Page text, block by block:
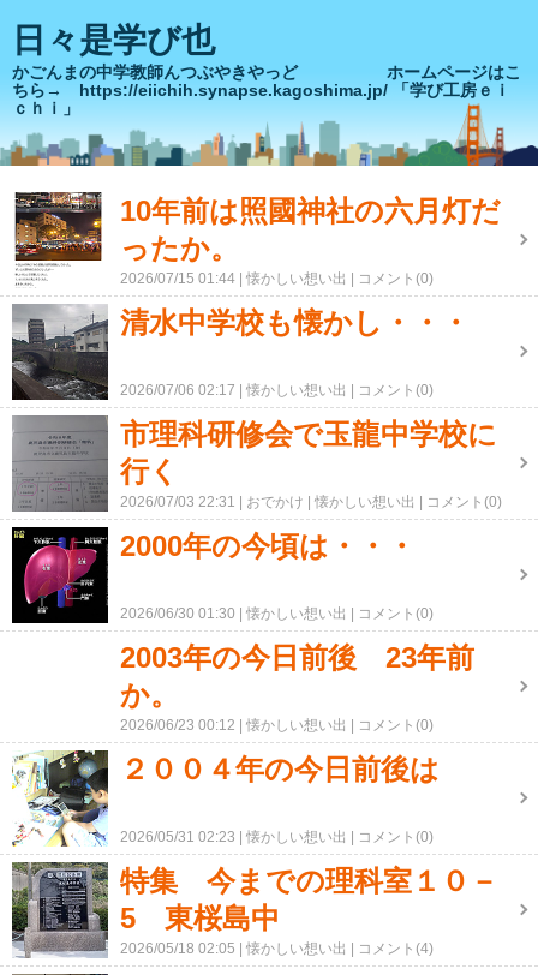
日々是学び也
かごんまの中学教師んつぶやきやっど ホームページはこ
ちら→ https://eiichih.synapse.kagoshima.jp/ 「学び工房ｅｉ
ｃｈｉ」
10年前は照國神社の六月灯だ
ったか。
2026/07/15 01:44 懐かしい想い出 コメント(0)
清水中学校も懐かし・・・
2026/07/06 02:17 懐かしい想い出 コメント(0)
市理科研修会で玉龍中学校に
行く
2026/07/03 22:31 おでかけ 懐かしい想い出 コメント(0)
2000年の今頃は・・・
2026/06/30 01:30 懐かしい想い出 コメント(0)
2003年の今日前後 23年前
か。
2026/06/23 00:12 懐かしい想い出 コメント(0)
２００４年の今日前後は
2026/05/31 02:23 懐かしい想い出 コメント(0)
特集 今までの理科室１０－
5 東桜島中
2026/05/18 02:05 懐かしい想い出 コメント(4)